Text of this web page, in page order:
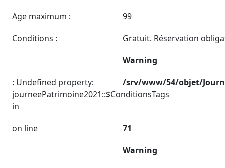
Age maximum :
99
Conditions :
Gratuit. Réservation
Warning
: Undefined property:
journeePatrimoine2021::$ConditionsTags
in
/srv/www/54/objet/
on line
71
Warning